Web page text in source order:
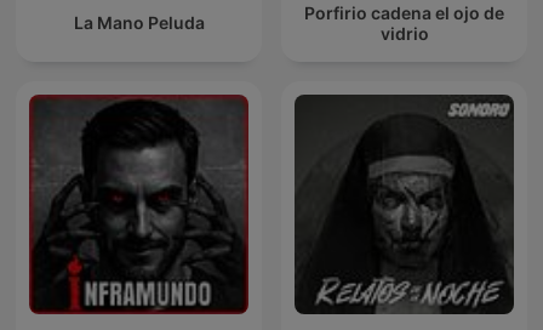
La Mano Peluda
Porfirio cadena el ojo de
vidrio